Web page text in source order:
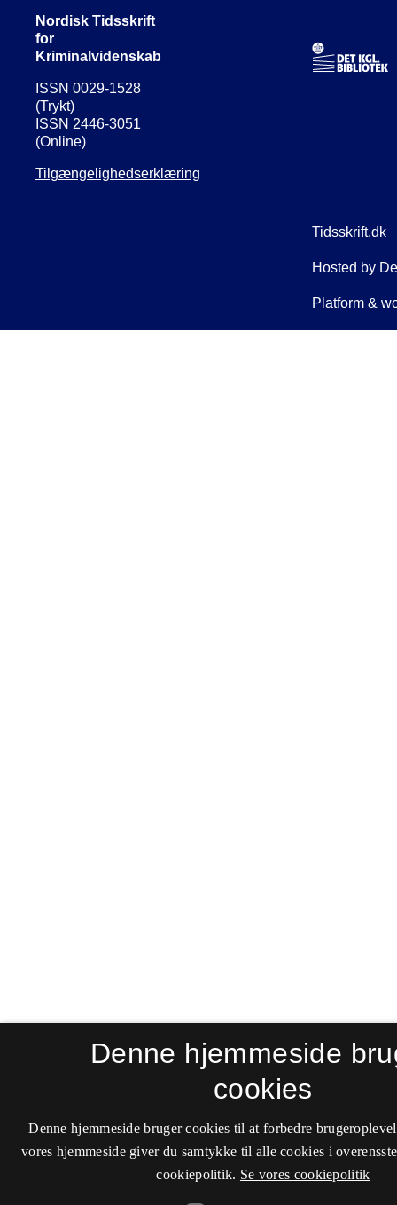
Nordisk Tidsskrift
for
Kriminalvidenskab
ISSN 0029-1528
(Trykt)
ISSN 2446-3051
(Online)
Tilgængelighedserklæring
Denne hjemmeside
cookies
Denne hjemmeside bruger cookies til at forbedre
vores hjemmeside giver du samtykke til alle cookies i
cookiepolitik. Se vores cookiepolitik